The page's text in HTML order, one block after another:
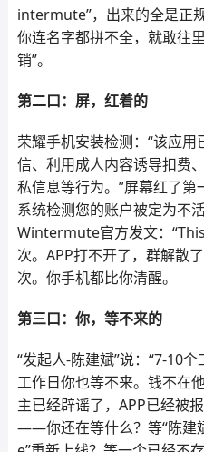
intermute”，出来的全是正
你连名字都拼不全，就敢往
销”。
第二口：屏，红着的
荣耀手机安装检测：“该应
信、利用成人内容诱导扣费
私信息等行为。”屏幕红了
系统检测您的账户被定为不
Wintermute官方发文：
次。APP打不开了，群解散
次。你手机都比你清醒。
第三口：你，等不来的
“发起人-陈建斌”说：“7-10
工作日你也等不来。钱不在
主已经辟谣了，APP已经被
——你还在等什么？等“陈建